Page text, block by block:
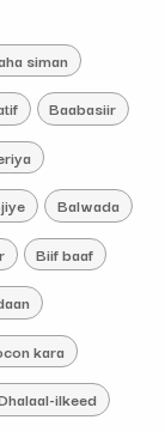
siman
Baabasiir
Balwada
Biif baaf
kara
ilkeed